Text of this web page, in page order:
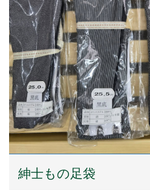
紳士もの足袋